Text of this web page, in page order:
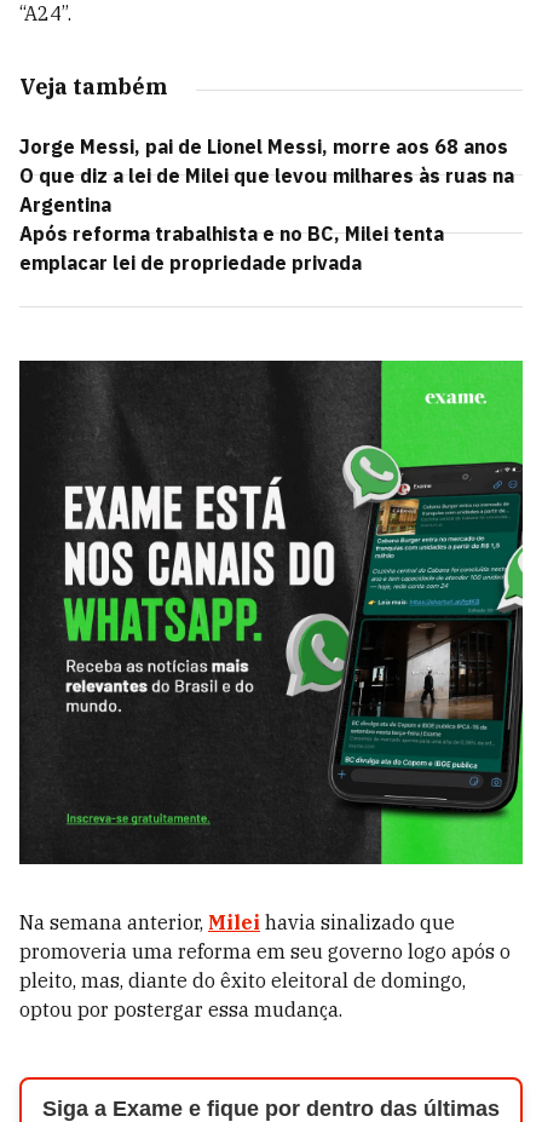
“A24”.
Veja também
Jorge Messi, pai de Lionel Messi, morre aos 68 anos
O que diz a lei de Milei que levou milhares às ruas na
Argentina
Após reforma trabalhista e no BC, Milei tenta
emplacar lei de propriedade privada
Na semana anterior, Milei havia sinalizado que
promoveria uma reforma em seu governo logo após o
pleito, mas, diante do êxito eleitoral de domingo,
optou por postergar essa mudança.
Siga a Exame e fique por dentro das últimas